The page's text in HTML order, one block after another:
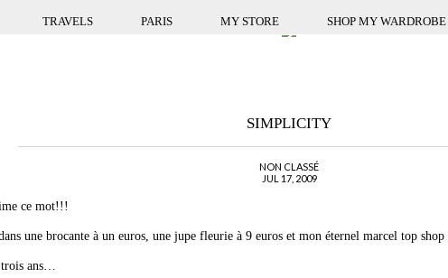
TRAVELS PARIS MY STORE SHOP MY WARDROBE
SIMPLICITY
NON CLASSÉ
JUL 17, 2009
ce mot!!!
une brocante à un euros, une jupe fleurie à 9 euros et mon éternel marcel top shop
trois ans…